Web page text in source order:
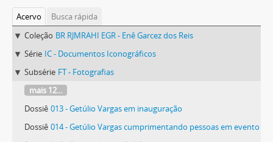
Acervo
Busca rápida
Coleção BR RJMRAHI EGR - Enê Garcez dos Reis
Série IC - Documentos Iconográficos
Subsérie FT - Fotografias
mais 12...
Dossiê 013 - Getúlio Vargas em inauguração
Dossiê 014 - Getúlio Vargas cumprimentando pessoas em evento